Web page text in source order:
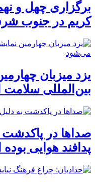
برگزاری چهل و
کریم در جنوب
یزد میزبان
بین‌المللی
صداها در پاکدشت
پدافند هوایی